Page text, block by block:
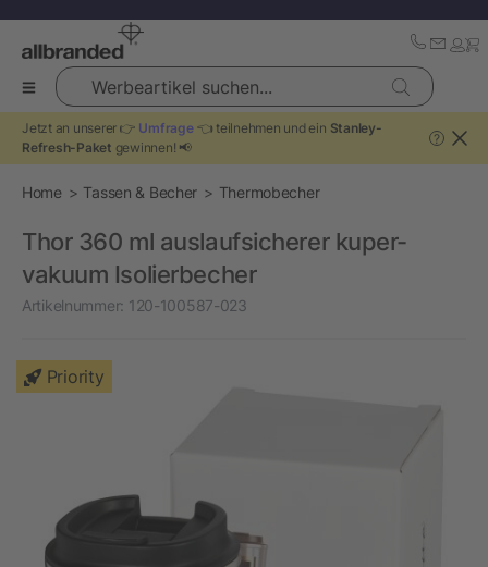
Werbeartikel suchen...
Jetzt an unserer 👉 Umfrage👈 teilnehmen und ein Stanley-
Refresh-Paket gewinnen! 📢
?
Home Tassen & Becher Thermobecher
Thor 360 ml auslaufsicherer kuper-
vakuum Isolierbecher
Artikelnummer: 120-100587-023
Priority